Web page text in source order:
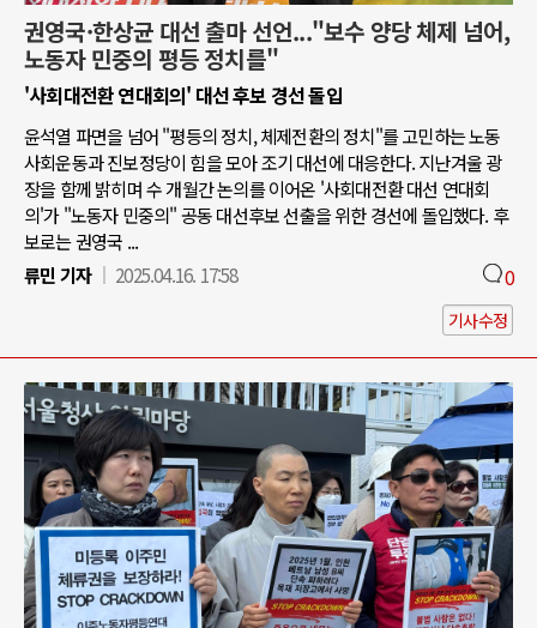
권영국·한상균 대선 출마 선언..."보수 양당 체제 넘어,
노동자 민중의 평등 정치를"
'사회대전환 연대회의' 대선 후보 경선 돌입
윤석열 파면을 넘어 "평등의 정치, 체제전환의 정치"를 고민하는 노동
사회운동과 진보정당이 힘을 모아 조기 대선에 대응한다. 지난겨울 광
장을 함께 밝히며 수 개월간 논의를 이어온 '사회대전환 대선 연대회
의'가 "노동자 민중의" 공동 대선후보 선출을 위한 경선에 돌입했다. 후
보로는 권영국 ...
류민 기자
2025.04.16. 17:58 0
기사수정